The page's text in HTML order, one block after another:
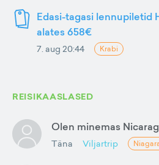
Edasi-tagasi lennupiletid
alates 658€
7. aug 20:44 Krabi
REISIKAASLASED
Olen minemas
Täna Viljartrip